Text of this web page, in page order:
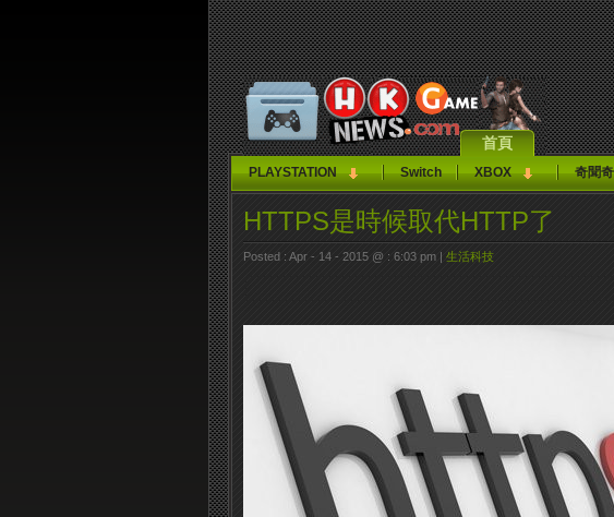
首頁
PLAYSTATION Switch XBOX 奇聞
HTTPS是時候取代HTTP了
Posted : Apr - 14 - 2015 @ : 6:03 pm | 生活科技